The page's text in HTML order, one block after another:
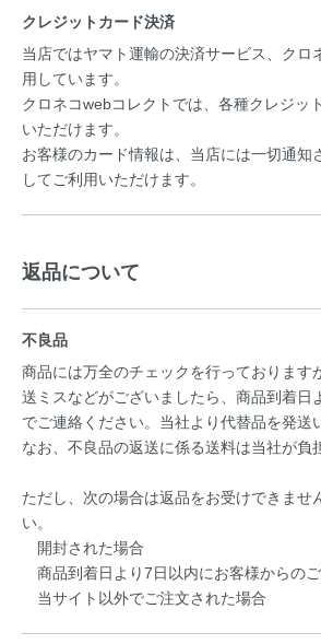
クレジットカード決済
当店ではヤマト運輸の決済サービス、クロ
用しています。
クロネコwebコレクトでは、各種クレジッ
いただけます。
お客様のカード情報は、当店には一切通知
してご利用いただけます。
返品について
不良品
商品には万全のチェックを行っております
送ミスなどがございましたら、商品到着日
でご連絡ください。当社より代替品を発送
なお、不良品の返送に係る送料は当社が負
ただし、次の場合は返品をお受けできませ
い。
開封された場合
商品到着日より7日以内にお客様からの
当サイト以外でご注文された場合